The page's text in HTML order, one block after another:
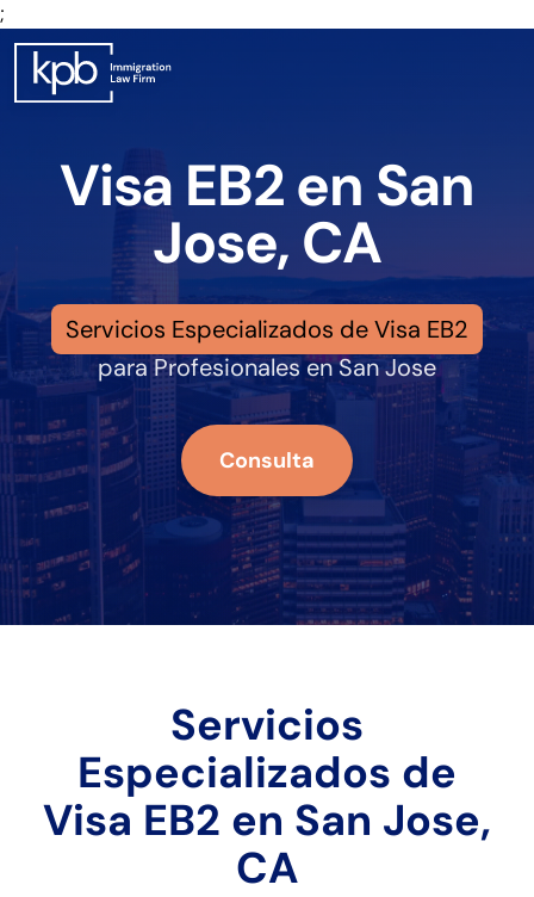
;
Visa EB2 en San
Jose, CA
Servicios Especializados de Visa EB2
para Profesionales en San Jose
Consulta
Servicios
Especializados de
Visa EB2 en San Jose,
CA